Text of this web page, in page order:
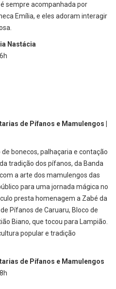
sempre acompanhada por
Emília, e eles adoram interagir
Nastácia
de Pífanos e Mamulengos |
bonecos, palhaçaria e contação
tradição dos pífanos, da Banda
a arte dos mamulengos das
para uma jornada mágica no
presta homenagem a Zabé da
Pífanos de Caruaru, Bloco de
Biano, que tocou para Lampião.
popular e tradição
de Pífanos e Mamulengos